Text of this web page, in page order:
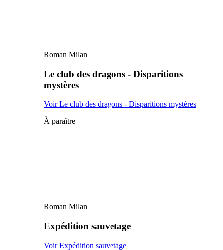
Roman Milan
Le club des dragons - Disparitions
mystères
Voir Le club des dragons - Disparitions mystères
À paraître
Roman Milan
Expédition sauvetage
Voir Expédition sauvetage